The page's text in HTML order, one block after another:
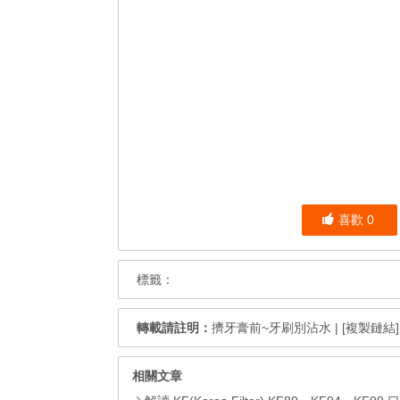
喜歡 0
標籤：
轉載請註明： 擠牙膏前~牙刷別沾水 | [複製鏈結]
相關文章